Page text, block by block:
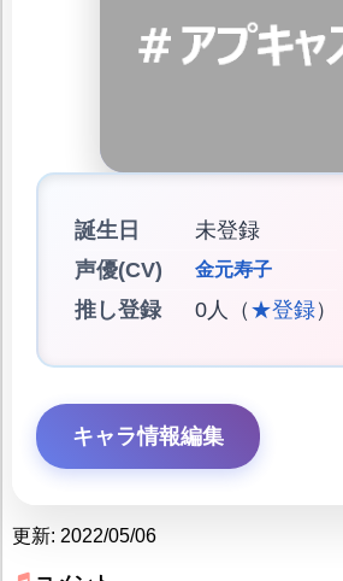
誕生日
未登録
声優(CV)
金元寿子
推し登録 0人（ ★登録）
キャラ情報編集
更新: 2022/05/06